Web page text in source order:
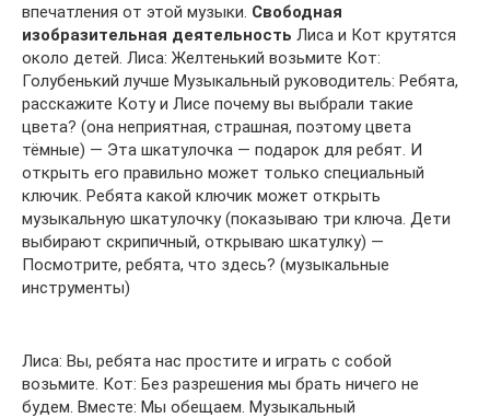
впечатления от этой музыки. Свободная
изобразительная деятельность Лиса и Кот крутятся
около детей. Лиса: Желтенький возьмите Кот:
Голубенький лучше Музыкальный руководитель: Ребята,
расскажите Коту и Лисе почему вы выбрали такие
цвета? (она неприятная, страшная, поэтому цвета
тёмные) — Эта шкатулочка — подарок для ребят. И
открыть его правильно может только специальный
ключик. Ребята какой ключик может открыть
музыкальную шкатулочку (показываю три ключа. Дети
выбирают скрипичный, открываю шкатулку) —
Посмотрите, ребята, что здесь? (музыкальные
инструменты)
Лиса: Вы, ребята нас простите и играть с собой
возьмите. Кот: Без разрешения мы брать ничего не
будем. Вместе: Мы обещаем. Музыкальный